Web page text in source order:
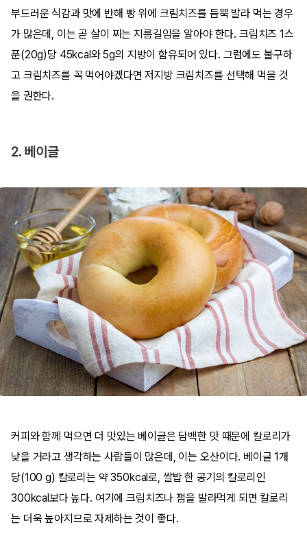
부드러운 식감과 맛에 반해 빵 위에 크림치즈를 듬뿍 발라 먹는 경우
가 많은데, 이는 곧 살이 찌는 지름길임을 알아야 한다. 크림치즈 1스
푼(20g)당 45kcal와 5g의 지방이 함유되어 있다. 그럼에도 불구하
고 크림치즈를 꼭 먹어야겠다면 저지방 크림치즈를 선택해 먹을 것
을 권한다.
2. 베이글
커피와 함께 먹으면 더 맛있는 베이글은 담백한 맛 때문에 칼로리가
낮을 거라고 생각하는 사람들이 많은데, 이는 오산이다. 베이글 1개
당(100 g) 칼로리는 약 350kcal로, 쌀밥 한 공기의 칼로리인
300kcal보다 높다. 여기에 크림치즈나 잼을 발라먹게 되면 칼로리
는 더욱 높아지므로 자제하는 것이 좋다.